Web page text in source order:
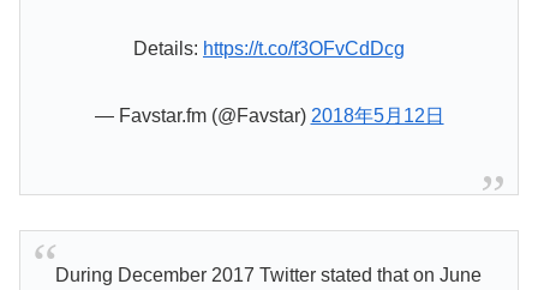
Details: https://t.co/f3OFvCdDcg
— Favstar.fm (@Favstar) 2018年5月12日
During December 2017 Twitter stated that on June